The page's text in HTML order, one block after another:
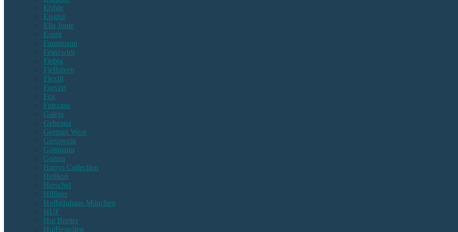
Eisbär
Eisglut
Ella Jonte
Esprit
Faustmann
Feinzwirn
Fiebig
Fjellräven
Flexfit
Forvert
Fox
Futrzane
Galeja
Gebeana
German Wear
Giesswein
Göttmann
Guerra
Harrys Collection
Helikon
Herschel
Hilfiger
Hofbräuhaus München
HUF
Hut Breiter
HutBestellen